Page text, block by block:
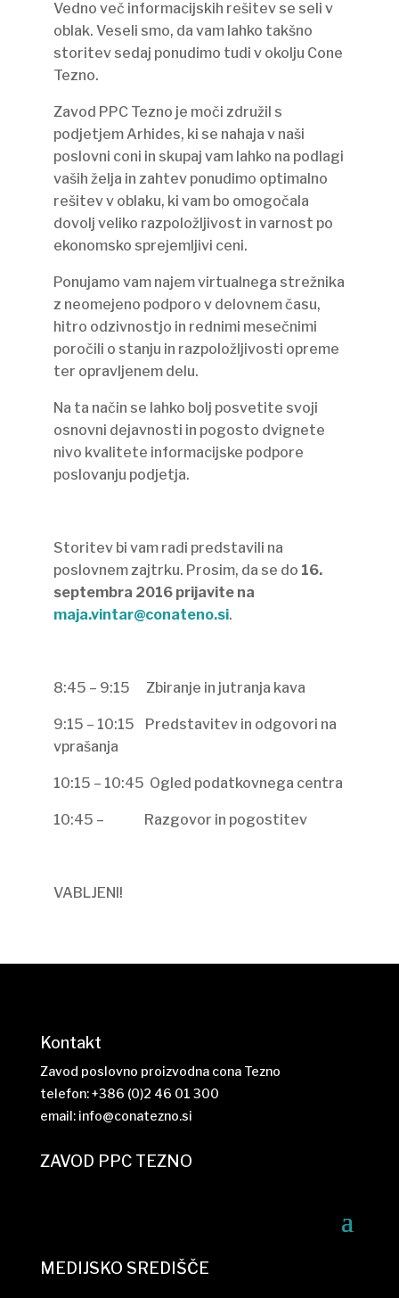
Vedno več informacijskih rešitev se seli v
oblak. Veseli smo, da vam lahko takšno
storitev sedaj ponudimo tudi v okolju Cone
Tezno.
Zavod PPC Tezno je moči združil s
podjetjem Arhides, ki se nahaja v naši
poslovni coni in skupaj vam lahko na podlagi
vaših želja in zahtev ponudimo optimalno
rešitev v oblaku, ki vam bo omogočala
dovolj veliko razpoložljivost in varnost po
ekonomsko sprejemljivi ceni.
Ponujamo vam najem virtualnega strežnika
z neomejeno podporo v delovnem času,
hitro odzivnostjo in rednimi mesečnimi
poročili o stanju in razpoložljivosti opreme
ter opravljenem delu.
Na ta način se lahko bolj posvetite svoji
osnovni dejavnosti in pogosto dvignete
nivo kvalitete informacijske podpore
poslovanju podjetja.
Storitev bi vam radi predstavili na
poslovnem zajtrku. Prosim, da se do 16.
septembra 2016 prijavite na
maja.vintar@conateno.si.
8:45 – 9:15 Zbiranje in jutranja kava
9:15 – 10:15 Predstavitev in odgovori na
vprašanja
10:15 – 10:45 Ogled podatkovnega centra
10:45 – Razgovor in pogostitev
VABLJENI!
Kontakt
Zavod poslovno proizvodna cona Tezno
telefon: +386 (0)2 46 01 300
email: info@conatezno.si
ZAVOD PPC TEZNO
MEDIJSKO SREDIŠČE